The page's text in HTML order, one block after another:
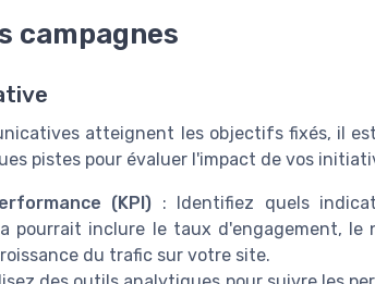
campagnes
atteignent les objectifs fixés, il
pistes pour évaluer l'impact de vos
(KPI) : Identifiez quels
pourrait inclure le taux d'engagement, le
du trafic sur votre site.